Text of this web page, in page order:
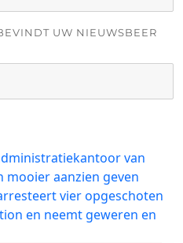
UW NIEUWSBEER
van
mooier aanzien geven
vier opgeschoten
en neemt geweren en